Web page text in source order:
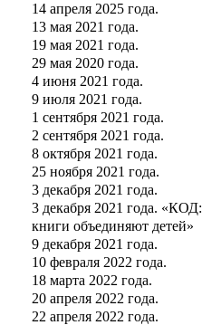
14 апреля 2025 года.
13 мая 2021 года.
19 мая 2021 года.
29 мая 2020 года.
4 июня 2021 года.
9 июля 2021 года.
1 сентября 2021 года.
2 сентября 2021 года.
8 октября 2021 года.
25 ноября 2021 года.
3 декабря 2021 года.
3 декабря 2021 года. «КОД:
книги объединяют детей»
9 декабря 2021 года.
10 февраля 2022 года.
18 марта 2022 года.
20 апреля 2022 года.
22 апреля 2022 года.